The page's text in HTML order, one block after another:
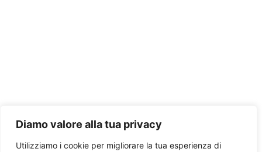
Diamo valore alla tua privacy
Utilizziamo i cookie per migliorare la tua esperienza di